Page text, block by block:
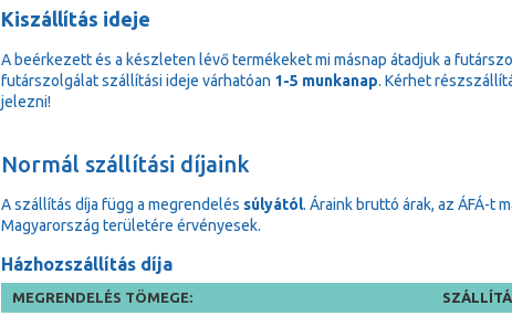
Kiszállítás ideje
A beérkezett és a készleten lévő termékeket mi másnap átadjuk a
futárszolgálat szállítási ideje várhatóan 1-5 munkanap. Kérhet
jelezni!
Normál szállítási díjaink
A szállítás díja függ a megrendelés súlyától. Áraink bruttó árak, az ÁFÁ-t
Magyarország területére érvényesek.
Házhozszállítás díja
MEGRENDELÉS TÖMEGE: